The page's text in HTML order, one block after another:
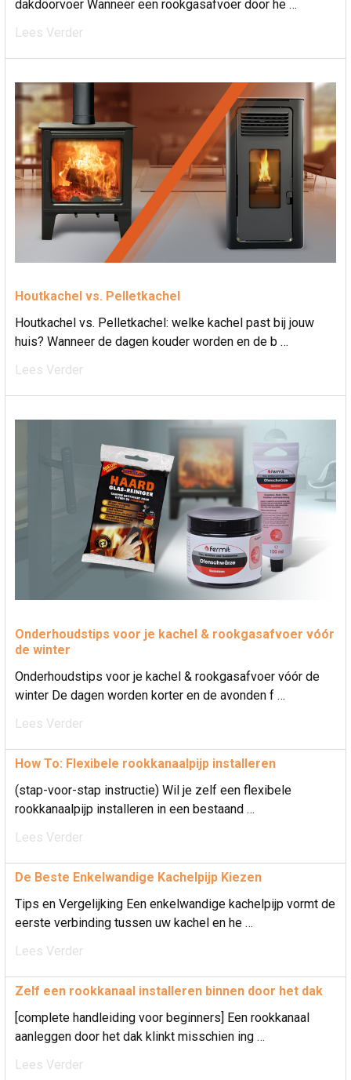
dakdoorvoer Wanneer een rookgasafvoer door he …
Lees Verder
Houtkachel vs. Pelletkachel
Houtkachel vs. Pelletkachel: welke kachel past bij jouw
huis? Wanneer de dagen kouder worden en de b …
Lees Verder
Onderhoudstips voor je kachel & rookgasafvoer vóór
de winter
Onderhoudstips voor je kachel & rookgasafvoer vóór de
winter De dagen worden korter en de avonden f …
Lees Verder
How To: Flexibele rookkanaalpijp installeren
(stap-voor-stap instructie) Wil je zelf een flexibele
rookkanaalpijp installeren in een bestaand …
Lees Verder
De Beste Enkelwandige Kachelpijp Kiezen
Tips en Vergelijking Een enkelwandige kachelpijp vormt de
eerste verbinding tussen uw kachel en he …
Lees Verder
Zelf een rookkanaal installeren binnen door het dak
[complete handleiding voor beginners] Een rookkanaal
aanleggen door het dak klinkt misschien ing …
Lees Verder